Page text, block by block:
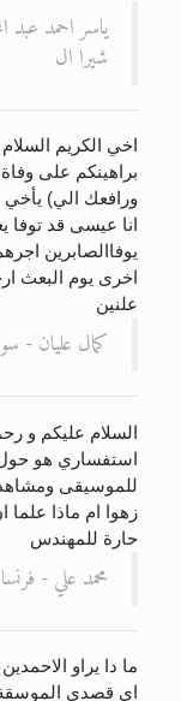
ياسر احمد
شيرا ال
اخي الكريم
براهينكم على
ورافعك الي) يأخي
انا عيسى قد توفا
يوفاالصابرين
اخرى يوم البعث
علنين
كمال عليان -
السلام عليكم و
استفساري هو حول
للموسيقى
حارة للمهندس
محمد علي - فرنسا
ما دا يراو
اى قصدى الموسقة